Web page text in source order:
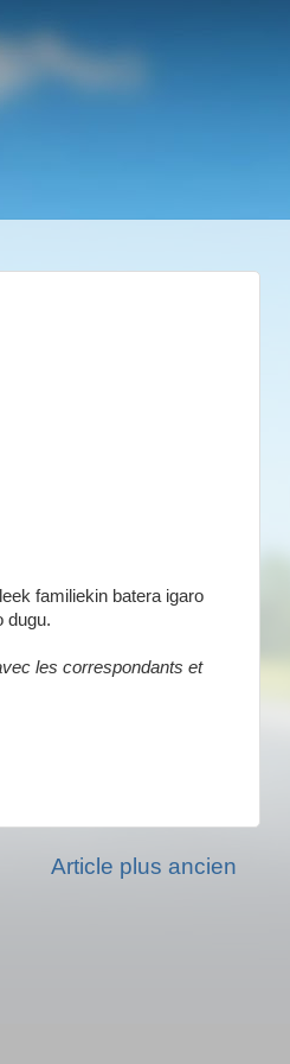
familiekin batera igaro
dugu.
les correspondants et
Article plus ancien